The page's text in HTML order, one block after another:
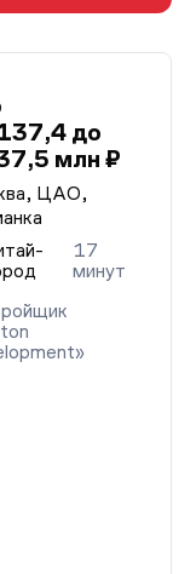
до
млн ₽
ЦАО,
17
минут